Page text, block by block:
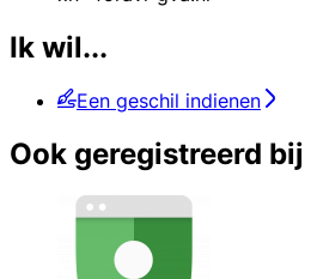
Ik wil...
Een geschil indienen
Ook geregistreerd bij